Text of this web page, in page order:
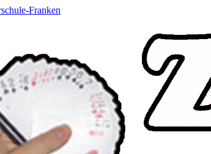
Franken